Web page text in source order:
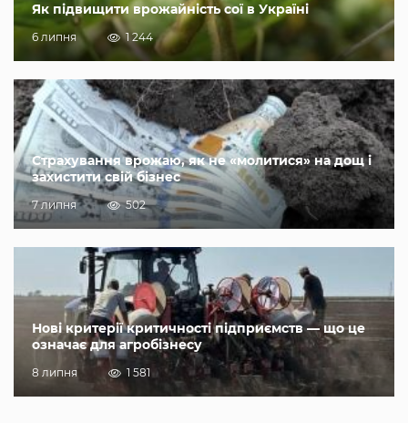
Як підвищити врожайність сої в Україні
6 липня 1 244
Страхування врожаю, як не «молитися» на дощ і
захистити свій бізнес
7 липня 502
Нові критерії критичності підприємств — що це
означає для агробізнесу
8 липня 1 581